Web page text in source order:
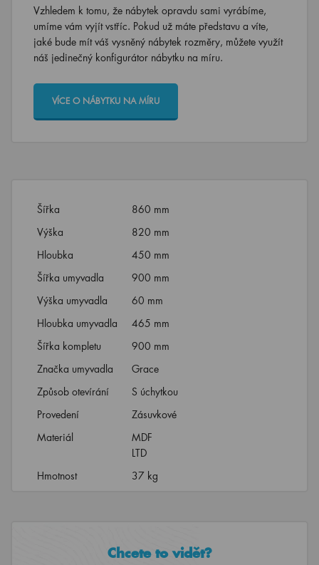
Vzhledem k tomu, že nábytek opravdu sami vyrábíme,
umíme vám vyjít vstříc. Pokud už máte představu a víte,
jaké bude mít váš vysněný nábytek rozměry, můžete využít
náš jedinečný konfigurátor nábytku na míru.
VÍCE O NÁBYTKU NA MÍRU
Šířka
860 mm
Výška
820 mm
Hloubka
450 mm
Šířka umyvadla
900 mm
Výška umyvadla
60 mm
Hloubka umyvadla
465 mm
Šířka kompletu
900 mm
Značka umyvadla
Grace
Způsob otevírání
S úchytkou
Provedení
Zásuvkové
Materiál
MDF
LTD
Hmotnost
37 kg
Chcete to vidět?